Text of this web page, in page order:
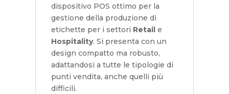
dispositivo POS ottimo per la
gestione della produzione di
etichette per i settori Retaile
Hospitality. Si presenta con un
design compatto ma robusto,
adattandosi a tutte le tipologie di
punti vendita, anche quelli più
difficili.